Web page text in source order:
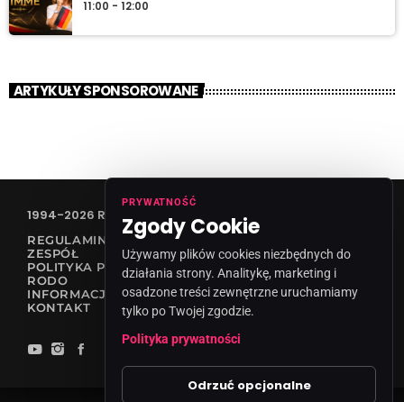
11:00 - 12:00
ARTYKUŁY SPONSOROWANE
1994-2026 RADIO VANESSA SPÓŁKA Z O.O
REGULAMIN KONKURSÓW
ZESPÓŁ
POLITYKA PRYWATNOŚCI
RODO
INFORMACJA O NADAWCY
KONTAKT
PRYWATNOŚĆ
Zgody Cookie
Używamy plików cookies niezbędnych do
działania strony. Analitykę, marketing i
osadzone treści zewnętrzne uruchamiamy
tylko po Twojej zgodzie.
Polityka prywatności
Odrzuć opcjonalne